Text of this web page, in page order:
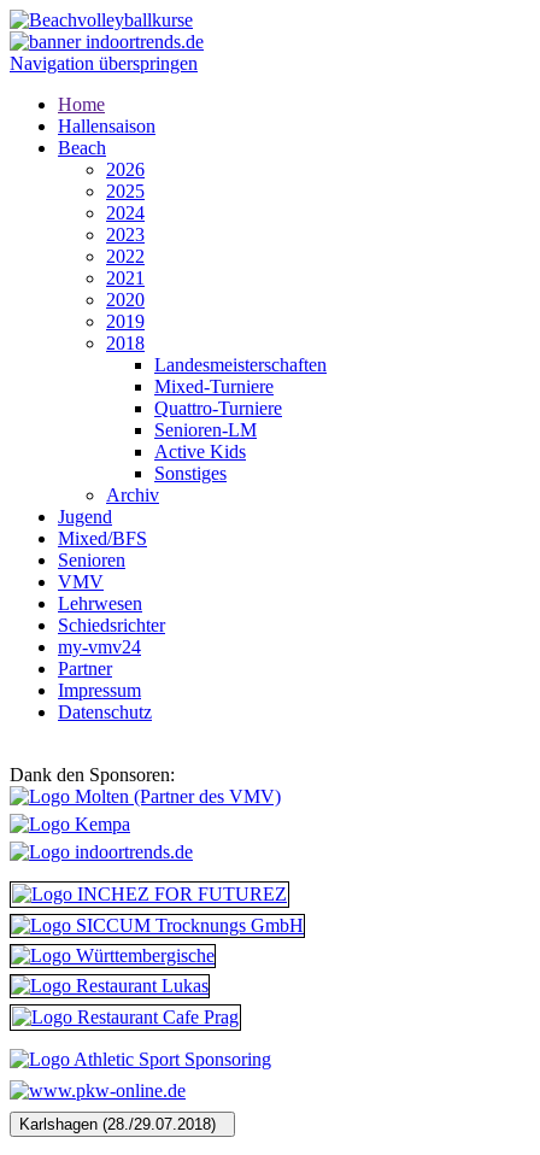
Navigation überspringen
Home
Hallensaison
Beach
2026
2025
2024
2023
2022
2021
2020
2019
2018
Landesmeisterschaften
Mixed-Turniere
Quattro-Turniere
Senioren-LM
Active Kids
Sonstiges
Archiv
Jugend
Mixed/BFS
Senioren
VMV
Lehrwesen
Schiedsrichter
my-vmv24
Partner
Impressum
Datenschutz
Dank den Sponsoren: